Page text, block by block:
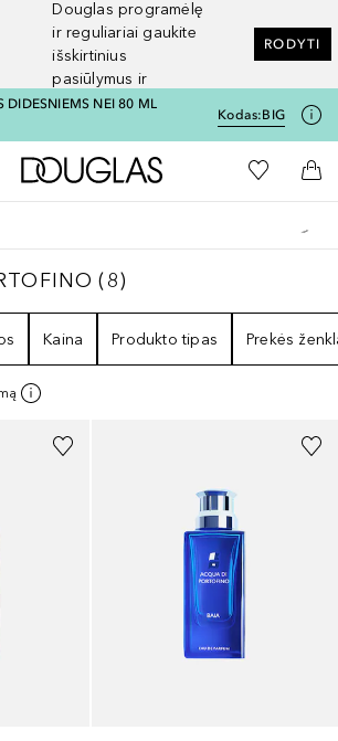
Douglas programėlę
ir reguliariai gaukite
išskirtinius
pasiūlymus ir
nuolaidas
RODYTI
DIDESNIEMS NEI 80 ML
Kodas:BIG
Į Douglas pagrindinį
Į mano
Į
8
(8)
Kaina Produkto tipas Prekės